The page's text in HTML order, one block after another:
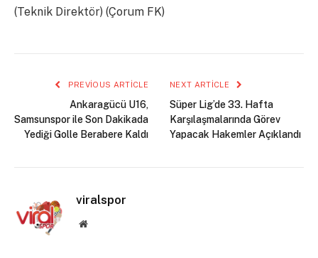
(Teknik Direktör) (Çorum FK)
PREVIOUS ARTICLE
Ankaragücü U16,
Samsunspor ile Son Dakikada
Yediği Golle Berabere Kaldı
NEXT ARTICLE
Süper Lig’de 33. Hafta
Karşılaşmalarında Görev
Yapacak Hakemler Açıklandı
viralspor
Website